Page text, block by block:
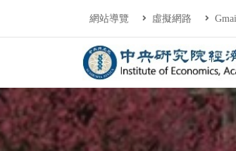
連往主要內容區塊
網站導覽 虛擬網路
中央研究院
:::